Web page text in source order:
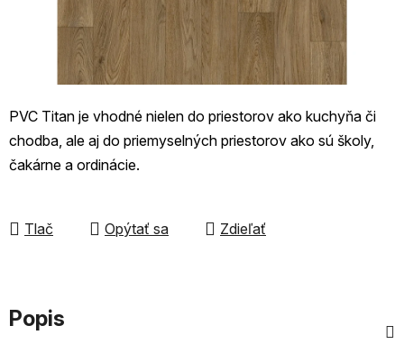
PVC Titan je vhodné nielen do priestorov ako kuchyňa či
chodba, ale aj do priemyselných priestorov ako sú školy,
čakárne a ordinácie.
Tlač Opýtať sa Zdieľať
Popis